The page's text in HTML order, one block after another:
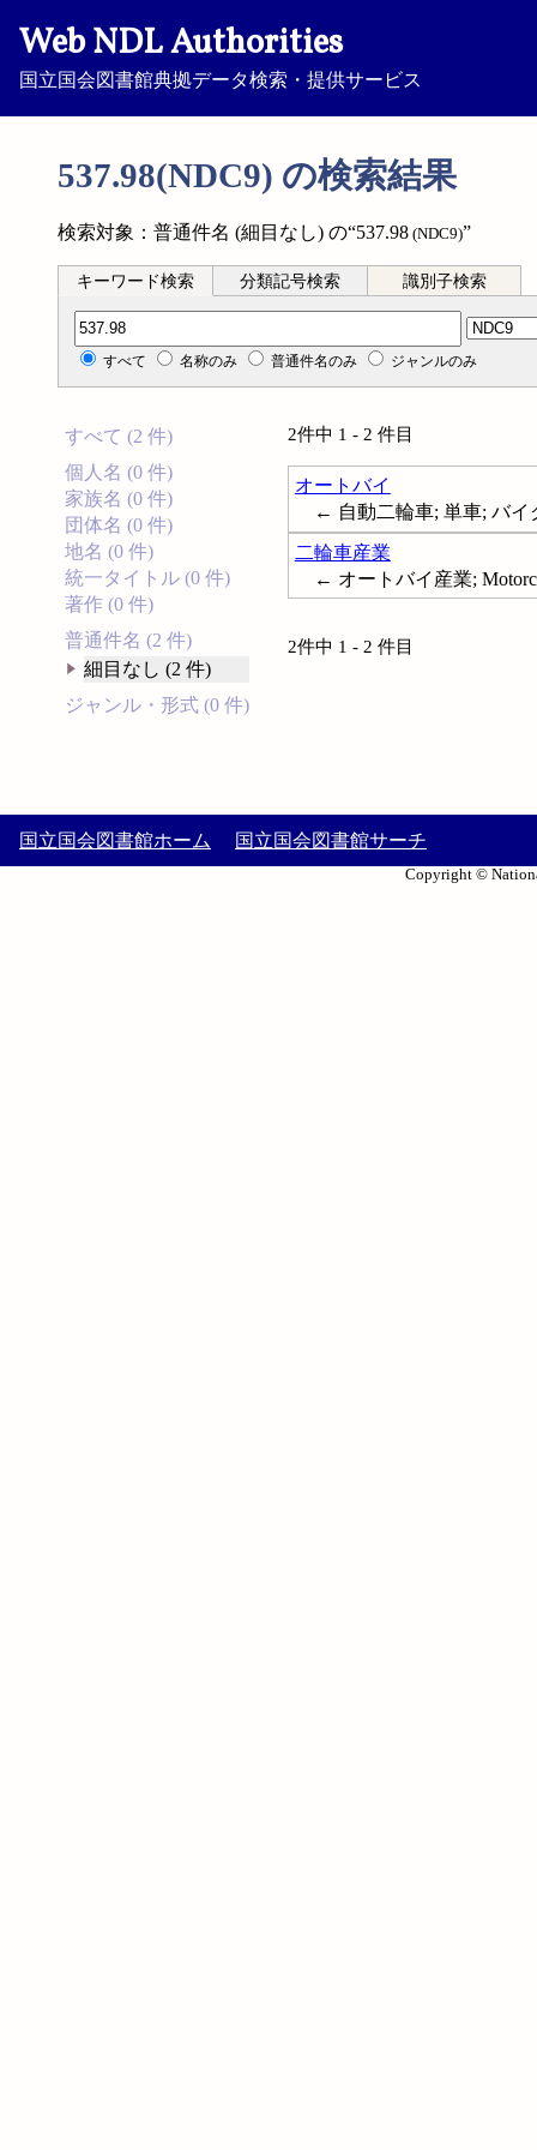
Web NDL Authorities
国立国会図書館典拠データ検索・提供サービス
537.98(NDC9) の検索結果
検索対象：普通件名 (細目なし) の“537.98 (NDC9)”
キーワード検索 分類記号検索 識別子検索
分類記号検索
すべて 名称のみ 普通件名のみ ジャンルのみ
すべて (2 件)
個人名 (0 件)
家族名 (0 件)
団体名 (0 件)
地名 (0 件)
統一タイトル (0 件)
著作 (0 件)
普通件名 (2 件)
細目なし (2 件)
ジャンル・形式 (0 件)
2件中 1 - 2 件目
オートバイ
← 自動二輪車; 単車; バイ
二輪車産業
← オートバイ産業;
2件中 1 - 2 件目
国立国会図書館ホーム 国立国会図書館サーチ
Copyright ©